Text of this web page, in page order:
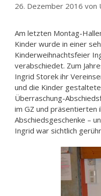
26. Dezember 2016 von
Am letzten Montag-
Kinder wurde in einer
Kinderweihnachtsfeier
verabschiedet. Zum
Ingrid Storek ihr
und die Kinder
Überraschung-
im GZ und präsentierten
Abschiedsgeschenke –
Ingrid war sichtlich